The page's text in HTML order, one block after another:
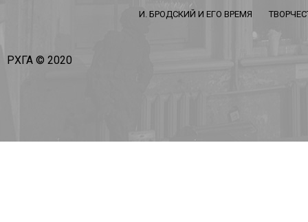
И. БРОДСКИЙ И ЕГО ВРЕМЯ
РХГА © 2020